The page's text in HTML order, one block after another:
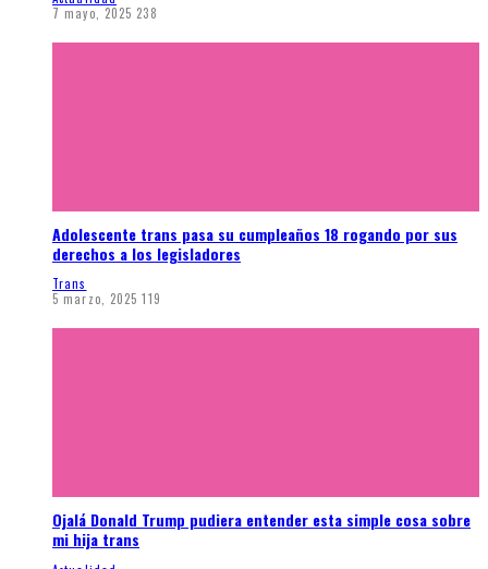
7 mayo, 2025 238
Adolescente trans pasa su cumpleaños 18 rogando por sus
derechos a los legisladores
Trans
5 marzo, 2025 119
Ojalá Donald Trump pudiera entender esta simple cosa sobre
mi hija trans